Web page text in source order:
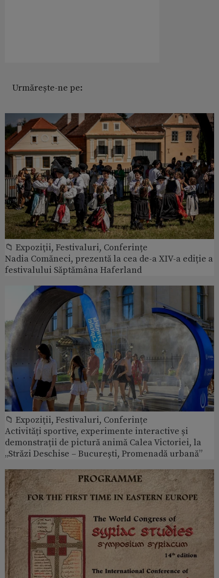
Urmărește-ne pe:
📁 Expoziţii, Festivaluri, Conferințe
Nadia Comăneci, prezentă la cea de-a XIV-a ediție a
festivalului Săptămâna Haferland
📁 Expoziţii, Festivaluri, Conferințe
Activități sportive, experimente interactive și
demonstrații de pictură animă Calea Victoriei, la
„Străzi Deschise – București, Promenadă urbană”